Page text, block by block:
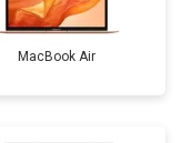
MacBook Air